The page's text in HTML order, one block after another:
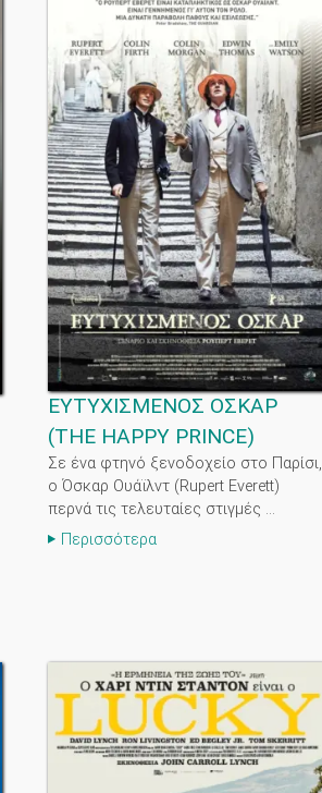
ΕΥΤΥΧΙΣΜΕΝΟΣ ΟΣΚΑΡ
(THE HAPPY PRINCE)
Σε ένα φτηνό ξενοδοχείο στο Παρίσι,
ο Όσκαρ Ουάϊλντ (Rupert Everett)
περνά τις τελευταίες στιγμές ...
Περισσότερα